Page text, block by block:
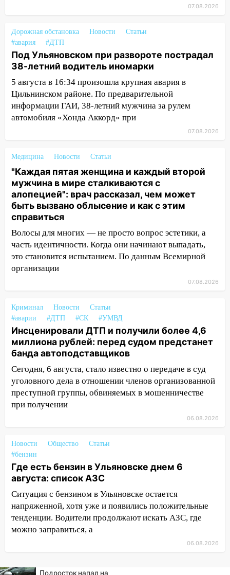
11:25 В Ульяновске ИИ будет выявлять
нарушителей на контейнерных
площадках
11:20 Ульяновская шахматистка
Валерия Клейменова выиграла два
золота в составе сборной мира
11:16 В Ульяновске открыли памятную
доску декабристу Кондратию Рылееву
нашли потерявшегося в заброшенных
садах 79-летнего мужчину
10:26 На нескольких улицах Ульяновска
временно отключили холодную воду
10:14 В Ульяновске двоих участников
коррупционной схемы при ЦГКБ
отправили в колонию на 7 и 8 лет
09:52 Ночью беспилотники сбили над
соседними Татарстаном и Саратовской
Бога в СИЗО
09:35 В Ульяновске директора фирмы
будут судить за неуплату налогов на 48
млн рублей
08:22 Подросток на питбайке сбил
велосипедистку: пострадали двое
07:20 Жара возвращается: ожидается
знойный и сухой четверг
пострадал 38-летний водитель
иномарки
05:00 «Каждая пятая женщина и каждый
второй мужчина в мире сталкиваются с
алопецией»: врач рассказал, чем может
быть вызвано облысение и как с этим
справиться
03:30
Гороскоп на 7 августа: пятница
принесет прилив творческой энергии и
ошибки
07.08.2026
Дорожная обстановка Новости
Статьи
#авария
#ДТП
Под Ульяновском при развороте пострадал
38-летний водитель иномарки
5 августа в 16:34 произошла крупная авария в
Цильнинском районе. По предварительной
информации ГАИ, 38-летний мужчина за рулем
автомобиля «Хонда Аккорд» при
07.08.2026
Медицина Новости Статьи
"Каждая пятая женщина и каждый второй
мужчина в мире сталкиваются с
алопецией": врач рассказал, чем может
быть вызвано облысение и как с этим
справиться
Волосы для многих — не просто вопрос эстетики, а
часть идентичности. Когда они начинают выпадать,
это становится испытанием. По данным Всемирной
организации
07.08.2026
Криминал Новости
Статьи
#аварии
#ДТП #СК #УМВД
Инсценировали ДТП и получили более 4,6
миллиона рублей: перед судом предстанет
банда автоподставщиков
Сегодня, 6 августа, стало известно о передаче в суд
уголовного дела в отношении членов организованной
преступной группы, обвиняемых в мошенничестве
при получении
06.08.2026
Новости Общество
Статьи
#бензин
Где есть бензин в Ульяновске днем 6
августа: список АЗС
Ситуация с бензином в Ульяновске остается
напряженной, хотя уже и появились положительные
тенденции. Водители продолжают искать АЗС, где
можно заправиться, а
06.08.2026
Подросток напал на